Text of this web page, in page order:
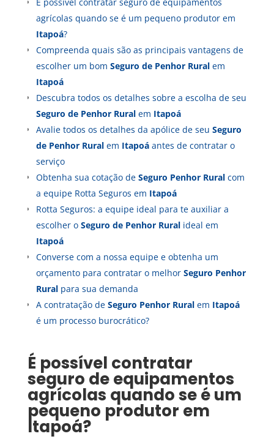
agrícolas quando se é um pequeno produtor em
Itapoá?
Compreenda quais são as principais vantagens de
escolher um bom Seguro de Penhor Ruralem
Itapoá
Descubra todos os detalhes sobre a escolha de seu
Seguro de Penhor Ruralem Itapoá
Avalie todos os detalhes da apólice de seu Seguro
de Penhor Ruralem Itapoáantes de contratar o
serviço
Obtenha sua cotação de Seguro Penhor Ruralcom
a equipe Rotta Seguros em Itapoá
Rotta Seguros: a equipe ideal para te auxiliar a
escolher o Seguro de Penhor Ruralideal em
Itapoá
Converse com a nossa equipe e obtenha um
orçamento para contratar o melhor Seguro Penhor
Ruralpara sua demanda
A contratação de Seguro Penhor Ruralem Itapoá
é um processo burocrático?
É possível contratar
seguro de equipamentos
agrícolas quando se é um
pequeno produtor em
Itapoá?